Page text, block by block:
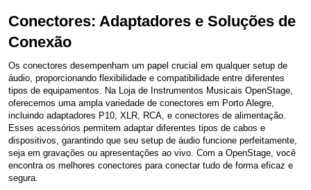
Conectores: Adaptadores e Soluções de
Conexão
Os conectores desempenham um papel crucial em qualquer setup de
áudio, proporcionando flexibilidade e compatibilidade entre diferentes
tipos de equipamentos. Na Loja de Instrumentos Musicais OpenStage,
oferecemos uma ampla variedade de conectores em Porto Alegre,
incluindo adaptadores P10, XLR, RCA, e conectores de alimentação.
Esses acessórios permitem adaptar diferentes tipos de cabos e
dispositivos, garantindo que seu setup de áudio funcione perfeitamente,
seja em gravações ou apresentações ao vivo. Com a OpenStage, você
encontra os melhores conectores para conectar tudo de forma eficaz e
segura.